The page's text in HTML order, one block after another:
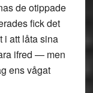
de otippade
fick det
i att låta sina
ifred — men
ens vågat